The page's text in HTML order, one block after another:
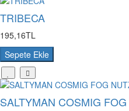
TRIBECA
195,16TL
Sepete Ekle
SALTYMAN COSMIG